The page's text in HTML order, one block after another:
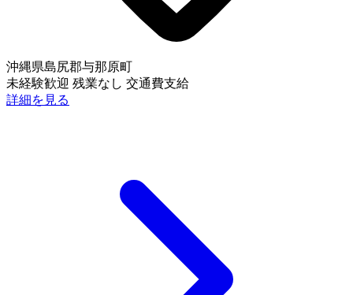
沖縄県島尻郡与那原町
未経験歓迎 残業なし 交通費支給
詳細を見る